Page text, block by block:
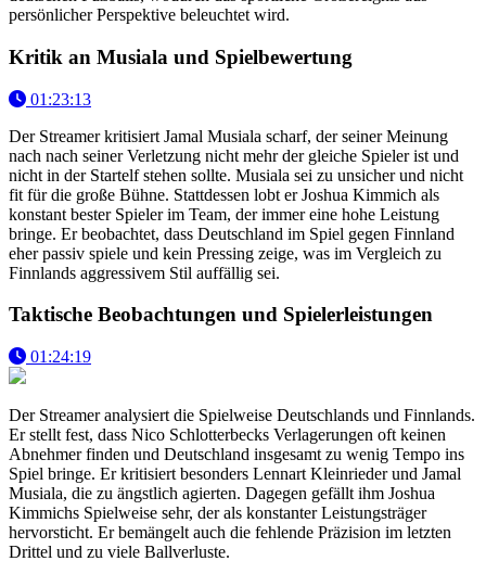
persönlicher Perspektive beleuchtet wird.
Kritik an Musiala und Spielbewertung
01:23:13
Der Streamer kritisiert Jamal Musiala scharf, der seiner Meinung
nach nach seiner Verletzung nicht mehr der gleiche Spieler ist und
nicht in der Startelf stehen sollte. Musiala sei zu unsicher und nicht
fit für die große Bühne. Stattdessen lobt er Joshua Kimmich als
konstant bester Spieler im Team, der immer eine hohe Leistung
bringe. Er beobachtet, dass Deutschland im Spiel gegen Finnland
eher passiv spiele und kein Pressing zeige, was im Vergleich zu
Finnlands aggressivem Stil auffällig sei.
Taktische Beobachtungen und Spielerleistungen
01:24:19
Der Streamer analysiert die Spielweise Deutschlands und Finnlands.
Er stellt fest, dass Nico Schlotterbecks Verlagerungen oft keinen
Abnehmer finden und Deutschland insgesamt zu wenig Tempo ins
Spiel bringe. Er kritisiert besonders Lennart Kleinrieder und Jamal
Musiala, die zu ängstlich agierten. Dagegen gefällt ihm Joshua
Kimmichs Spielweise sehr, der als konstanter Leistungsträger
hervorsticht. Er bemängelt auch die fehlende Präzision im letzten
Drittel und zu viele Ballverluste.